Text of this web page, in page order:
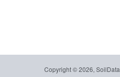
Copyright © 2026, SoilData